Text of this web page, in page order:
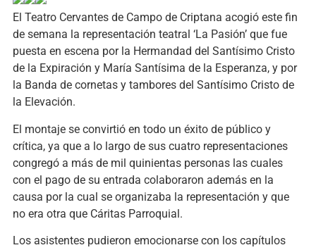
El Teatro Cervantes de Campo de Criptana acogió este fin
de semana la representación teatral ‘La Pasión’ que fue
puesta en escena por la Hermandad del Santísimo Cristo
de la Expiración y María Santísima de la Esperanza, y por
la Banda de cornetas y tambores del Santísimo Cristo de
la Elevación.
El montaje se convirtió en todo un éxito de público y
crítica, ya que a lo largo de sus cuatro representaciones
congregó a más de mil quinientas personas las cuales
con el pago de su entrada colaboraron además en la
causa por la cual se organizaba la representación y que
no era otra que Cáritas Parroquial.
Los asistentes pudieron emocionarse con los capítulos